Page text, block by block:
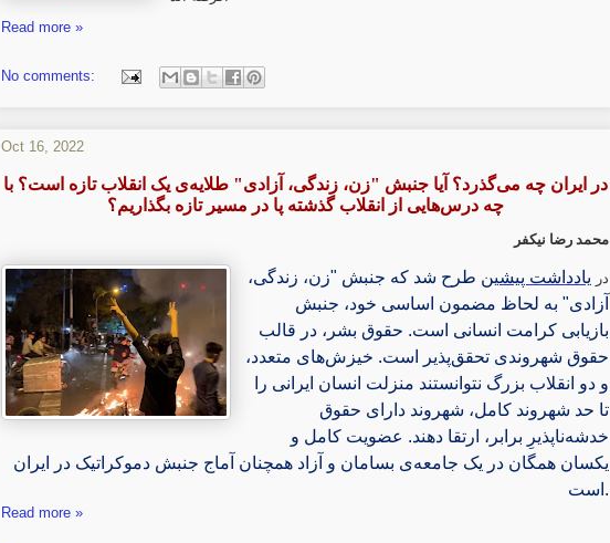
Read more »
No comments:
Oct 16, 2022
در ایران چه می‌گذرد؟ آیا جنبش "زن، زندگی، آزادی" طلایه‌ی یک انقلاب تازه است؟ با
چه درس‌هایی از انقلاب گذشته پا در مسیر تازه بگذاریم؟
محمد رضا نیکفر
در یادداشت پیشین طرح شد که جنبش "زن، زندگی،
آزادی" به لحاظ مضمون اساسی خود، جنبش
بازیابی کرامت انسانی است. حقوق بشر، در قالب
حقوق شهروندی تحقق‌پذیر است. خیزش‌های متعدد،
و دو انقلاب بزرگ نتوانستند منزلت انسان ایرانی را
تا حد شهروند کامل، شهروند دارای حقوق
خدشه‌ناپذیرِ برابر، ارتقا دهند. عضویت کامل و
یکسان همگان در یک جامعه‌ی بسامان و آزاد همچنان آماج جنبش دموکراتیک در ایران
است.
Read more »